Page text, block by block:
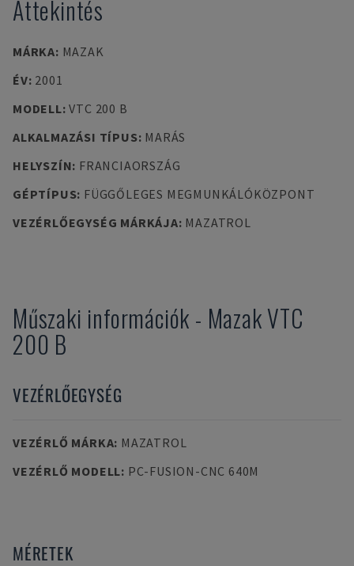
Áttekintés
MÁRKA: MAZAK
ÉV: 2001
MODELL:VTC 200 B
ALKALMAZÁSI TÍPUS: MARÁS
HELYSZÍN: FRANCIAORSZÁG
GÉPTÍPUS: FÜGGŐLEGES MEGMUNKÁLÓKÖZPONT
VEZÉRLŐEGYSÉG MÁRKÁJA: MAZATROL
Műszaki információk - MazakVTC
200 B
VEZÉRLŐEGYSÉG
VEZÉRLŐ MÁRKA: MAZATROL
VEZÉRLŐ MODELL: PC-FUSION-CNC 640M
MÉRETEK